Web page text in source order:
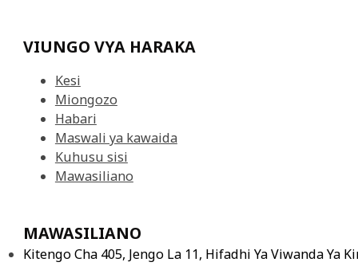
VIUNGO VYA HARAKA
Kesi
Miongozo
Habari
Maswali ya kawaida
Kuhusu sisi
Mawasiliano
MAWASILIANO
Kitengo Cha 405, Jengo La 11, Hifadhi Ya Viwanda Ya